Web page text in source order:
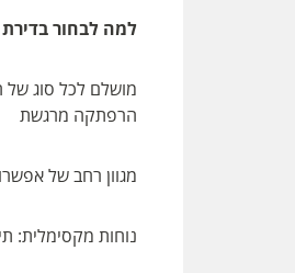
למה לבחור
מושלם לכל סוג
הרפתקה מרגשת
מגוון רחב של
נוחות מקסימלית: